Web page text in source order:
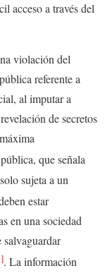
acceso a través del
violación del
referente a
al imputar a
de secretos
que señala
sujeta a un
estar
en una sociedad
salvaguardar
. La información